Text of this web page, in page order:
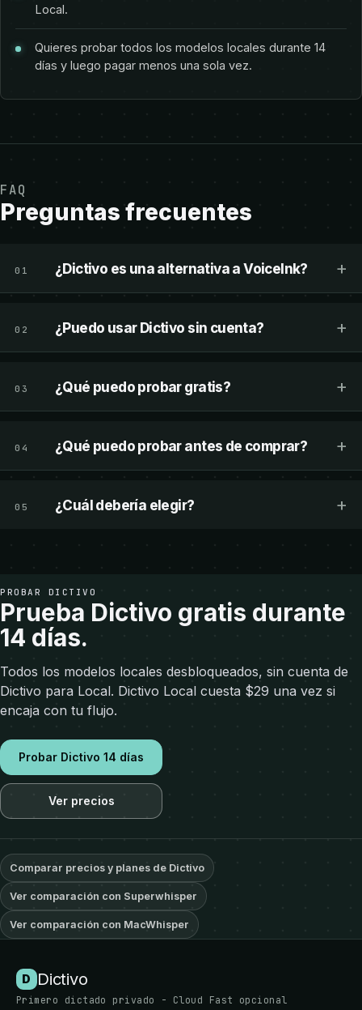
Local.
Quieres probar todos los modelos locales durante 14
días y luego pagar menos una sola vez.
FAQ
Preguntas frecuentes
01 ¿Dictivo es una alternativa a VoiceInk? +
02 ¿Puedo usar Dictivo sin cuenta? +
03 ¿Qué puedo probar gratis? +
04 ¿Qué puedo probar antes de comprar? +
05 ¿Cuál debería elegir? +
PROBAR DICTIVO
Prueba Dictivo gratis durante
14 días.
Todos los modelos locales desbloqueados, sin cuenta de
Dictivo para Local. Dictivo Local cuesta $29 una vez si
encaja con tu flujo.
Probar Dictivo 14 días
Ver precios
Comparar precios y planes de Dictivo
Ver comparación con Superwhisper
Ver comparación con MacWhisper
D Dictivo
Primero dictado privado - Cloud Fast opcional